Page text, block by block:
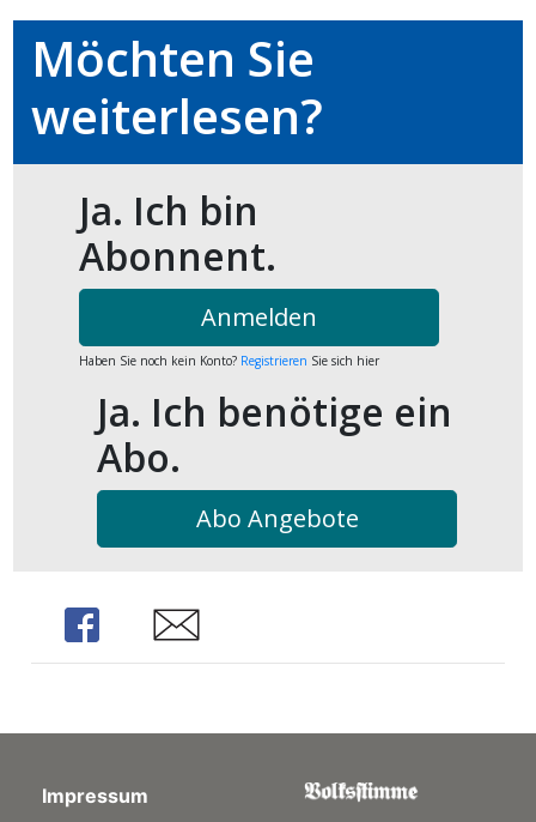
Möchten Sie
weiterlesen?
Ja. Ich bin
Abonnent.
Anmelden
Haben Sie noch kein Konto? Registrieren Sie sich hier
Ja. Ich benötige ein
Abo.
Abo Angebote
Share Share
Impressum